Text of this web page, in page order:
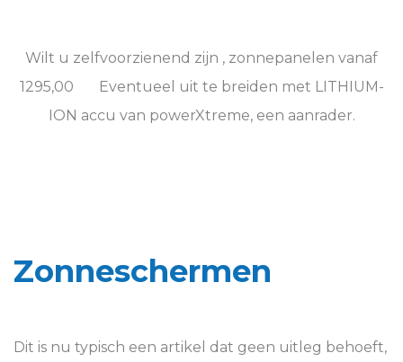
Wilt u zelfvoorzienend zijn , zonnepanelen vanaf
1295,00 Eventueel uit te breiden met LITHIUM-
ION accu van powerXtreme, een aanrader.
Zonneschermen
Dit is nu typisch een artikel dat geen uitleg behoeft,